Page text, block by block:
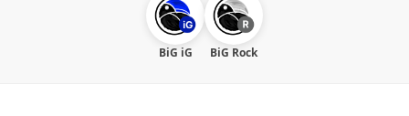
BiG iG BiG Rock